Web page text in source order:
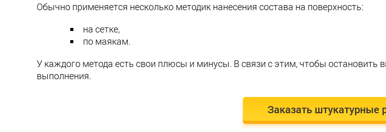
Обычно применяется несколько методик нанесения состава на поверхность:
на сетке,
по маякам.
У каждого метода есть свои плюсы и минусы. В связи с этим, чтобы остановить
выполнения.
Заказать штукатурные